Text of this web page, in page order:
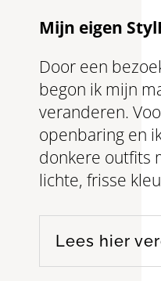
Mijn eigen
Door een
begon ik mijn
veranderen.
openbaring en
donkere outfits
lichte, frisse
Lees hier